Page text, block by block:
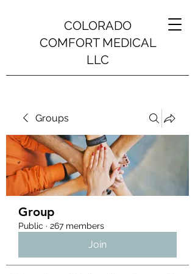
COLORADO
COMFORT MEDICAL
LLC
Groups
Group
Public · 267 members
Join